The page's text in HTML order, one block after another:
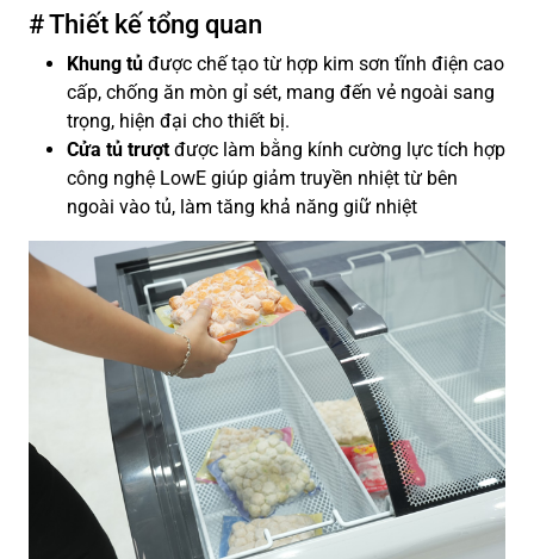
# Thiết kế tổng quan
Khung tủ được chế tạo từ hợp kim sơn tĩnh điện cao
cấp, chống ăn mòn gỉ sét, mang đến vẻ ngoài sang
trọng, hiện đại cho thiết bị.
Cửa tủ trượtđược làm bằng kính cường lực tích hợp
công nghệ LowE giúp giảm truyền nhiệt từ bên
ngoài vào tủ, làm tăng khả năng giữ nhiệt